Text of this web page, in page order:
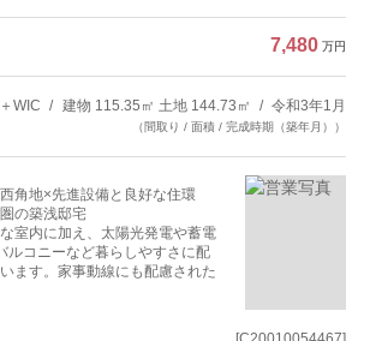
7,480 万円
WIC 建物 115.35㎡ 土地 144.73㎡ 令和3年1月
（間取り / 面積 / 完成時期（築年月））
角地×先進設備と良好な住環
の築浅邸宅
室内に加え、太陽光発電や蓄電
ルコニーなど暮らしやすさに配
ます。家事動線にも配慮された